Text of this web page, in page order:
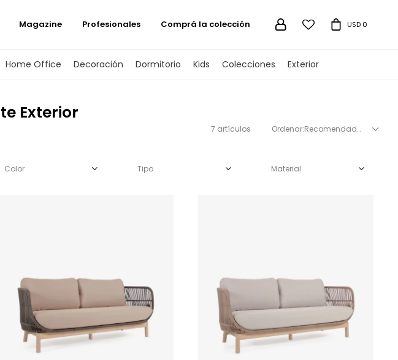
Home Office Decoración Dormitorio Kids Colecciones Exterior
 USD 0
Magazine Profesionales Comprá la colección
Exterior
7 artículos Recomendados
Color Tipo Material